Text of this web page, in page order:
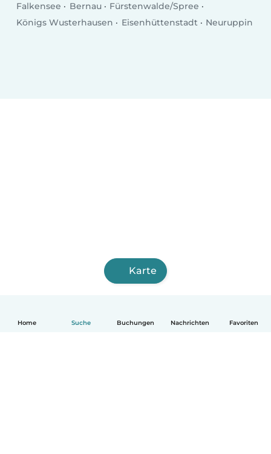
Home Suche Buchungen Nachrichten Favoriten
Falkensee
Bernau
Fürstenwalde/Spree
Königs Wusterhausen
Eisenhüttenstadt Neuruppin
Karte